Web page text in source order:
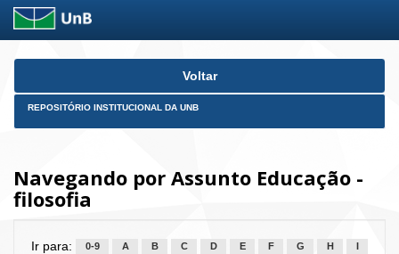
Skip
Voltar
REPOSITÓRIO INSTITUCIONAL DA UNB
Navegando por Assunto Educação -
filosofia
Ir para: 0-9 A B C D E F G H